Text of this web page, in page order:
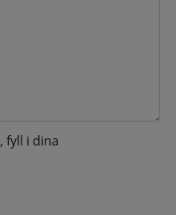
fyll i dina